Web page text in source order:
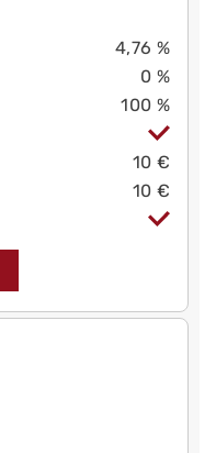
4,76 %
0 %
100 %
10 €
10 €